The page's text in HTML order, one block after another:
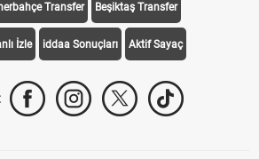
Transfer Beşiktaş Transfer
İzle iddaa Sonuçları Aktif Sayaç